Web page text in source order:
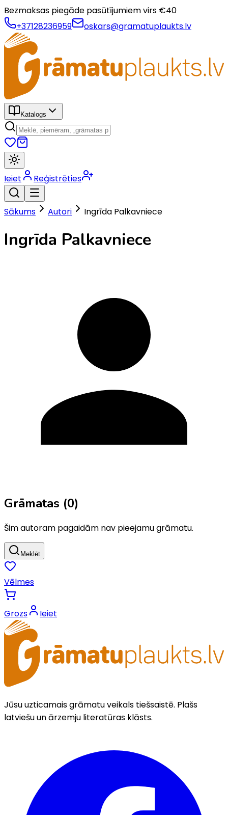
Bezmaksas piegāde pasūtījumiem virs €40
+37128236959
oskars@gramatuplaukts.lv
Katalogs
Ieiet Reģistrēties
Sākums Autori Ingrīda Palkavniece
Ingrīda Palkavniece
Grāmatas (0)
Šim autoram pagaidām nav pieejamu grāmatu.
Meklēt
Vēlmes
Grozs Ieiet
Jūsu uzticamais grāmatu veikals tiešsaistē. Plašs
latviešu un ārzemju literatūras klāsts.